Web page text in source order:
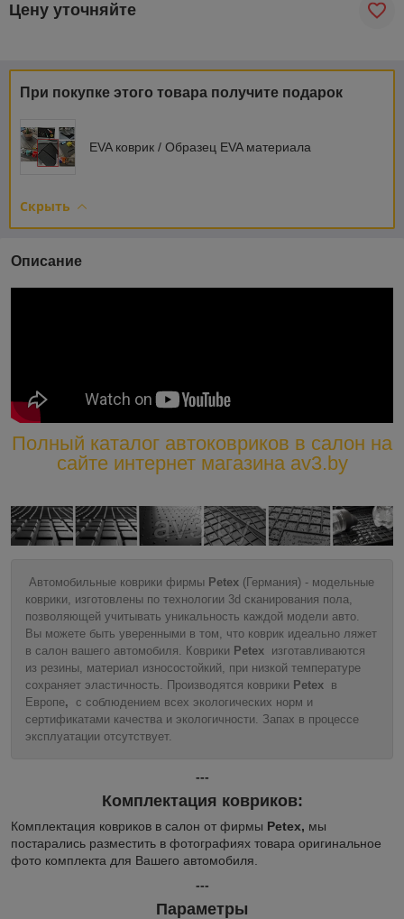
Цену уточняйте
При покупке этого товара получите подарок
EVA коврик / Образец EVA материала
Скрыть
Описание
Полный каталог автоковриков в салон на
сайте интернет магазина av3.by
Автомобильные коврики фирмы Petex (Германия) - модельные
коврики, изготовлены по технологии 3d сканирования пола,
позволяющей учитывать уникальность каждой модели авто.
Вы можете быть уверенными в том, что коврик идеально ляжет
в салон вашего автомобиля. Коврики Petex изготавливаются
из резины, материал износостойкий, при низкой температуре
сохраняет эластичность. Производятся коврики Petex в
Европе, с соблюдением всех экологических норм и
сертификатами качества и экологичности. Запах в процессе
эксплуатации отсутствует.
---
Комплектация ковриков:
Комплектация ковриков в салон от фирмы Petex, мы
постарались разместить в фотографиях товара оригинальное
фото комплекта для Вашего автомобиля.
---
Параметры